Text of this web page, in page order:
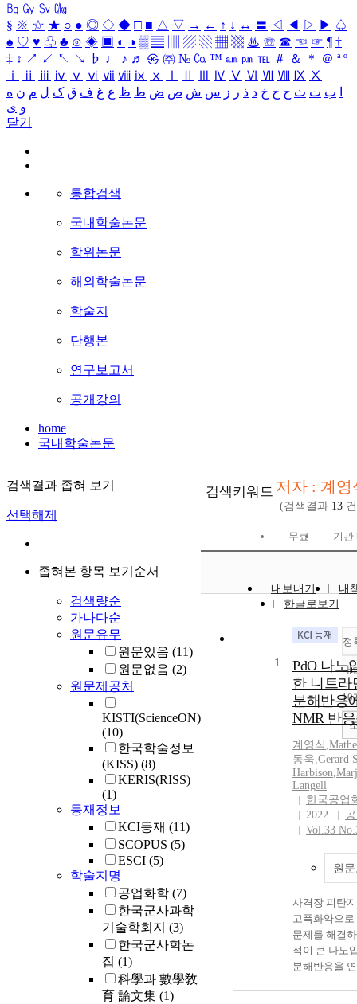
㏃ ㏉ ㏜ ㏆
§ ※ ☆ ★ ○ ● ◎ ◇ ◆ □ ■ △ ▽ → ← ↑ ↓ ↔ 〓 ◁ ◀ ▷ ▶ ♤
♠ ♡ ♥ ♧ ♣ ⊙ ◈ ▣ ◐ ◑ ▒ ▤ ▨ ▧ ▦ ▩ ♨ ☏ ☎ ☜ ☞ ¶ †
‡ ↕ ↗ ↙ ↖ ↘ ♭ ♩ ♪ ♬ ㉿ ㈜ № ㏇ ™ ㏂ ㏘ ℡ ＃ ＆ ＊ ＠ ª º
ⅰ
ⅱ ⅲ ⅳ ⅴ ⅵ ⅶ ⅷ ⅸ ⅹ Ⅳ Ⅴ Ⅵ Ⅶ Ⅷ Ⅸ Ⅹ
ب ت ث ج ح خ د ذ ر ز س ش ص ض ط ظ ع غ ف ق ک ل م ن ه
و ی
닫기
통합검색
국내학술논문
학위논문
해외학술논문
학술지
단행본
연구보고서
공개강의
home
국내학술논문
검색결과 좁혀 보기
선택해제
좁혀본 항목 보기순서
검색량순
가나다순
원문유무
원문있음 (11)
원문없음 (2)
원문제공처
KISTI(ScienceON)
(10)
한국학술정보
(KISS) (8)
KERIS(RISS)
(1)
등재정보
KCI등재 (11)
SCOPUS (5)
ESCI (5)
학술지명
공업화학 (7)
한국군사과학
기술학회지 (3)
한국군사학논
집 (1)
科學과 數學敎
育 論文集 (1)
검색키워드 저자 : 계영
(검색결과 13
무료 기관
내보내기
내
한글로보기
정
내
10
1
PdO 나노
한 니트라
분해반응
NMR 반
계영식 ,
동욱,Gerard
Harbison,
Langell
한국공업
2022
Vol.33
원
사격장 피탄
고폭화약으
문제를 해결
적이 큰 나노
분해반응을